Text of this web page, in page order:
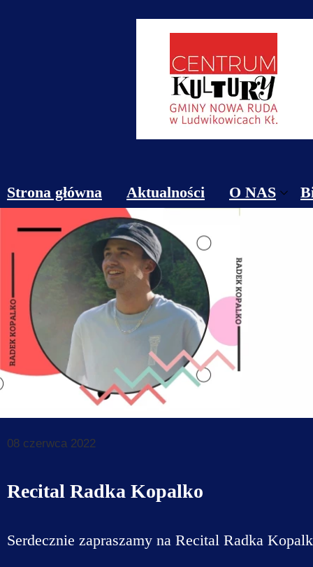
08 czerwca 2022
Recital Radka Kopalko
Serdecznie zapraszamy na Recital Radka
Strona główna Aktualności O NAS
Kontakt
Cennik
Dane do
Deklaracja